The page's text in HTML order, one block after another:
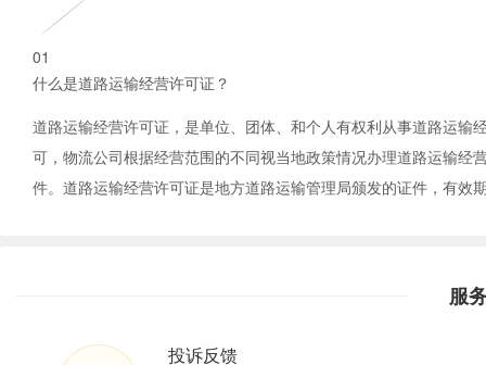
01
什么是道路运输经营许可证？
道路运输经营许可证，是单位、团体、和个人有权利从事道路运
可，物流公司根据经营范围的不同视当地政策情况办理道路运输
件。道路运输经营许可证是地方道路运输管理局颁发的证件，有效
服
投诉反馈